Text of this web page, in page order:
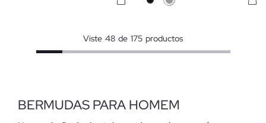
Viste 48 de 175 productos
BERMUDAS PARA HOMEM